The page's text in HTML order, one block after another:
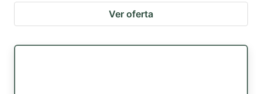
Ver oferta